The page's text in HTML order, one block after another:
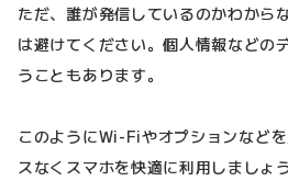
ただ、誰が発信しているのかわから
は避けてください。個人情報などの
うこともあります。
このようにWi-Fiやオプションなど
スなくスマホを快適に利用しましょう